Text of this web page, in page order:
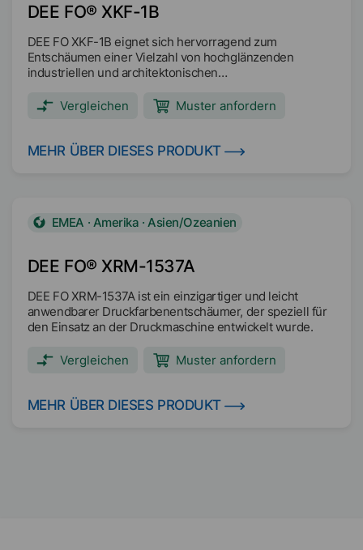
DEE FO® XKF-1B
DEE FO XKF-1B eignet sich hervorragend zum
Entschäumen einer Vielzahl von hochglänzenden
industriellen und architektonischen
Vergleichen
Muster anfordern
MEHR ÜBER DIESES PRODUKT
DEE FO® XRM-1537A
EMEA · Amerika · Asien/Ozeanien
DEE FO XRM-1537A ist ein einzigartiger und leicht
anwendbarer Druckfarbenentschäumer, der speziell für
den Einsatz an der Druckmaschine entwickelt wurde.
Vergleichen Muster anfordern
MEHR ÜBER DIESES PRODUKT